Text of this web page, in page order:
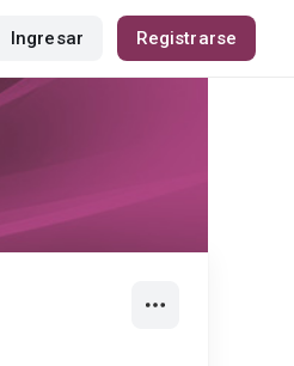
Ingresar Registrarse